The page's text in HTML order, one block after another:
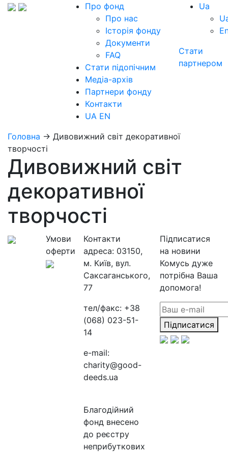
Про фонд
Про нас
Історія фонду
Документи
FAQ
Стати підопічним
Медіа-архів
Партнери фонду
Контакти
UA EN
Ua
Стати
партнером
Головна → Дивовижний світ декоративної
творчості
Дивовижний світ
декоративної
творчості
Умови
оферти
Контакти
адреса: 03150,
м. Київ, вул.
Саксаганського,
77
тел/факс: +38
(068) 023-51-
14
e-mail:
charity@good-
deeds.ua
Благодійний
фонд внесено
до реєстру
неприбуткових
Підписатися
на новини
Комусь дуже
потрібна Ваша
допомога!
Підписатися